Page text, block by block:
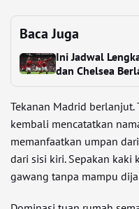
Baca Juga
Ini Jadwal
dan Chelsea
Tekanan Madrid
kembali mencatatkan
memanfaatkan umpan
dari sisi kiri. Sepakan kaki
gawang tanpa mampu